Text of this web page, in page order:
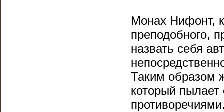
Монах Нифонт,
преподобного,
назвать себя
Таким образом
который